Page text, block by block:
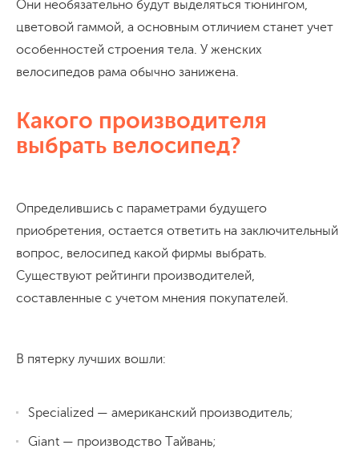
Они необязательно будут выделяться тюнингом,
цветовой гаммой, а основным отличием станет учет
особенностей строения тела. У женских
велосипедов рама обычно занижена.
Какого производителя
выбрать велосипед?
Определившись с параметрами будущего
приобретения, остается ответить на заключительный
вопрос, велосипед какой фирмы выбрать.
Существуют рейтинги производителей,
составленные с учетом мнения покупателей.
В пятерку лучших вошли:
Specialized — американский производитель;
Giant — производство Тайвань;